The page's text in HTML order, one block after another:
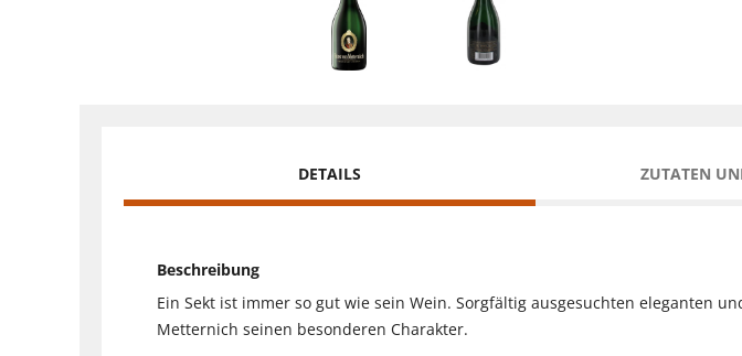
DETAILS ZUTATEN
Beschreibung
Ein Sekt ist immer so gut wie sein Wein. Sorgfältig ausgesuchten eleganten
Metternich seinen besonderen Charakter.